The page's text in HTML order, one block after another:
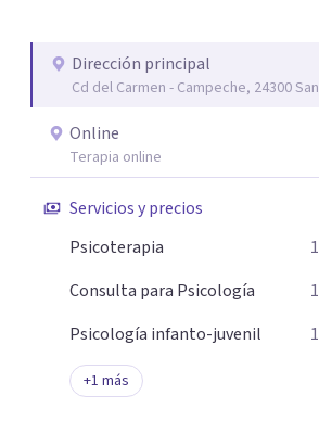
auténtica y comunicación clara y
seguridad emocional y una dirección
de cambio.
Dirección principal
Cd del Carmen - Campeche, 24300
Online
Terapia online
Servicios y precios
Psicoterapia
Consulta para Psicología
Psicología infanto-juvenil
+1 más